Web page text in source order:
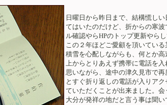
日曜日から昨日まで、結構慌し
てはいたのだけど、折からの寒
ル確認やらHPのトップ更新やら
この２年ほどご愛顧を頂いてい
積雪を心配しながらも、何とか
上からとりあえず携帯に電話を
思いながら、途中の津久見市で
とすぐ折り返しの電話が入りア
ていただくことが出来ました。
大分が発祥の地だと言う事は聞